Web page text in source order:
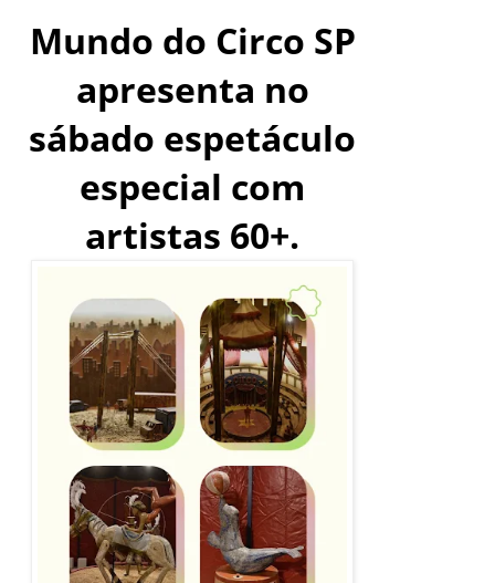
Mundo do Circo SP
apresenta no
sábado espetáculo
especial com
artistas 60+.